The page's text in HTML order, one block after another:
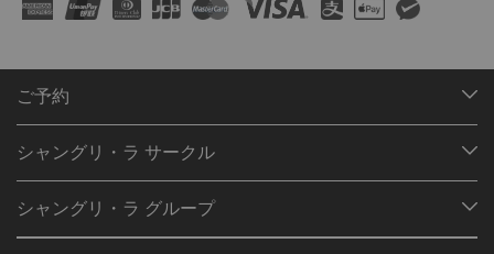
ご予約
ご予約の検索
レストラン＆バー
シャングリ・ラ サークル
シャングリ・ラ サークルに入会
シャングリ・ラ グループ